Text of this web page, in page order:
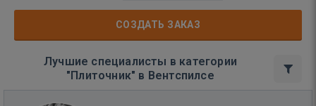
СОЗДАТЬ ЗАКАЗ
Лучшие специалисты в категории
"Плиточник" в Вентспилсе